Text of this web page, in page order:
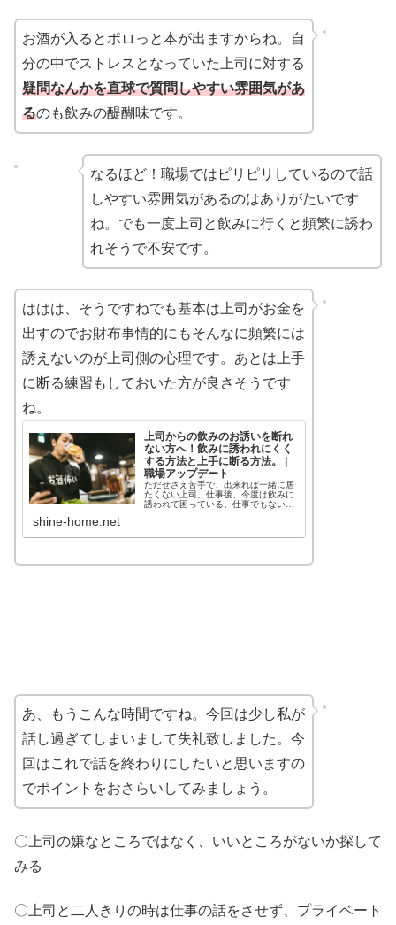
お酒が入るとポロっと本が出ますからね。自
分の中でストレスとなっていた上司に対する
疑問なんかを直球で質問しやすい雰囲気があ
るのも飲みの醍醐味です。
なるほど！職場ではピリピリしているので話
しやすい雰囲気があるのはありがたいです
ね。でも一度上司と飲みに行くと頻繁に誘わ
れそうで不安です。
ははは、そうですねでも基本は上司がお金を
出すのでお財布事情的にもそんなに頻繁には
誘えないのが上司側の心理です。あとは上手
に断る練習もしておいた方が良さそうです
ね。
上司からの飲みのお誘いを断れ
ない方へ！飲みに誘われにくく
する方法と上手に断る方法。 |
職場アップデート
ただせさえ苦手で、出来れば一緒に居
たくない上司。仕事後、今度は飲みに
誘われて困っている。仕事でもないの
shine-home.net
あ、もうこんな時間ですね。今回は少し私が
話し過ぎてしまいまして失礼致しました。今
回はこれで話を終わりにしたいと思いますの
でポイントをおさらいしてみましょう。
〇上司の嫌なところではなく、いいところがないか探して
みる
〇上司と二人きりの時は仕事の話をさせず、プライベート